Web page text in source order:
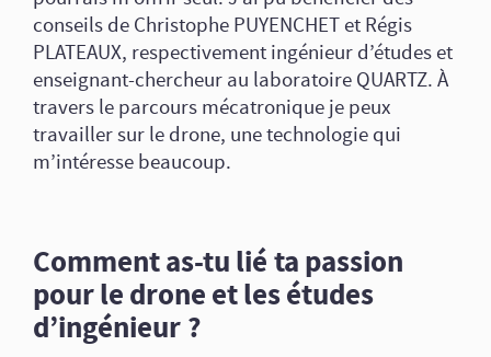
conseils de Christophe PUYENCHET et Régis
PLATEAUX, respectivement ingénieur d’études et
enseignant-chercheur au laboratoire QUARTZ. À
travers le parcours mécatronique je peux
travailler sur le drone, une technologie qui
m’intéresse beaucoup.
Comment as-tu lié ta passion
pour le drone et les études
d’ingénieur ?